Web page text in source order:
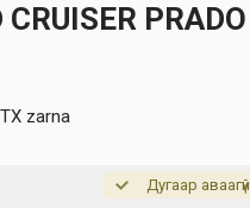
PRADO
zarna
Дугаар аваагүй